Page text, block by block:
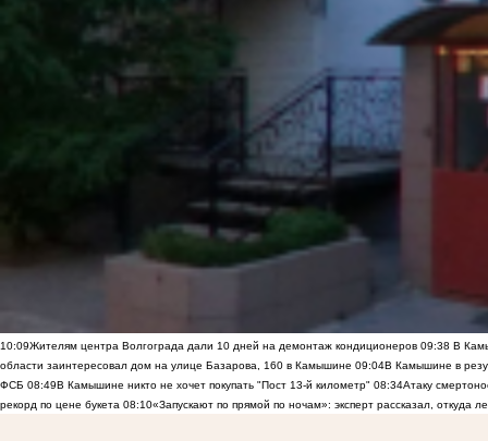
10:09Жителям центра Волгограда дали 10 дней на демонтаж кондиционеров 09:38 В
области заинтересовал дом на улице Базарова, 160 в Камышине 09:04В Камышине в
ФСБ 08:49В Камышине никто не хочет покупать "Пост 13-й километр" 08:34Атаку
рекорд по цене букета 08:10«Запускают по прямой по ночам»: эксперт рассказал, откуда